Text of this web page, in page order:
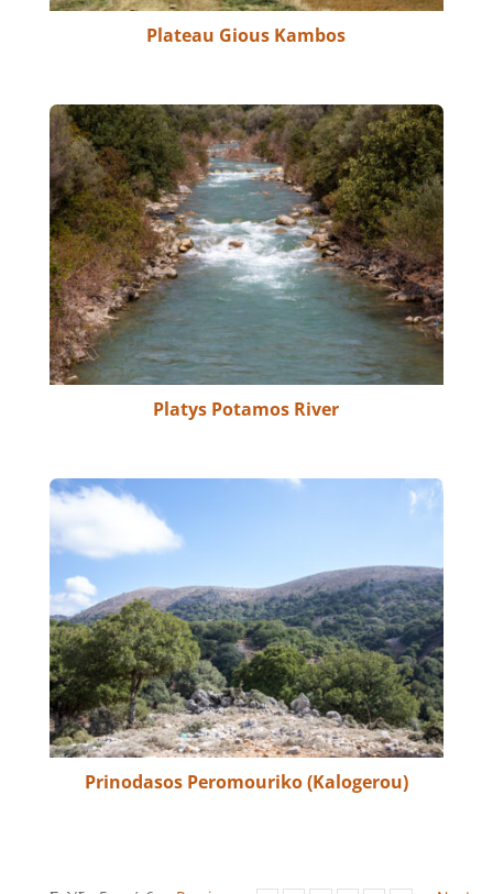
Plateau Gious Kambos
Platys Potamos River
Prinodasos Peromouriko (Kalogerou)